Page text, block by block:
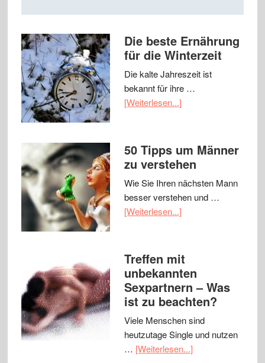
Die beste Ernährung
für die Winterzeit
Die kalte Jahreszeit ist
bekannt für ihre …
[Weiterlesen...]
50 Tipps um Männer
zu verstehen
Wie Sie Ihren nächsten Mann
besser verstehen und …
[Weiterlesen...]
Treffen mit
unbekannten
Sexpartnern – Was
ist zu beachten?
Viele Menschen sind
heutzutage Single und nutzen
… [Weiterlesen...]